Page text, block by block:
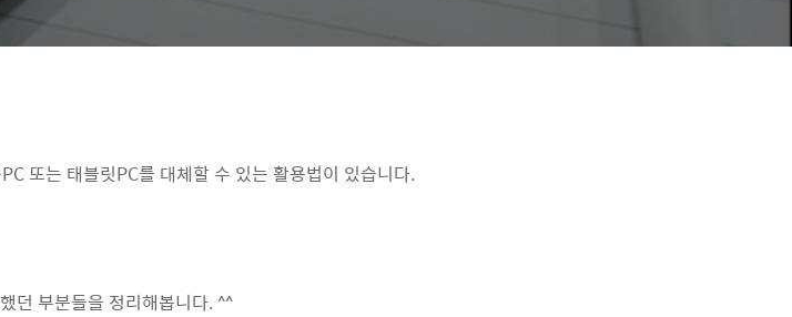
또는 태블릿PC를 대체할 수 있는 활용법이 있습니다.
던 부분들을 정리해봅니다. ^^